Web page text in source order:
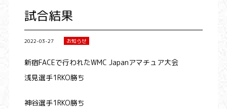
試合結果
2022-03-27 お知らせ
新宿FACEで行われたWMC Japanアマチュア大会
浅見選手1RKO勝ち
神谷選手1RKO勝ち